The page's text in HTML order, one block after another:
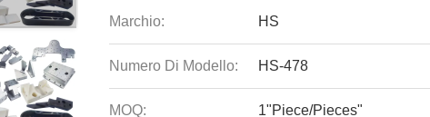
Marchio: HS
Numero Di Modello: HS-478
MOQ: 1"Piece/Pieces"